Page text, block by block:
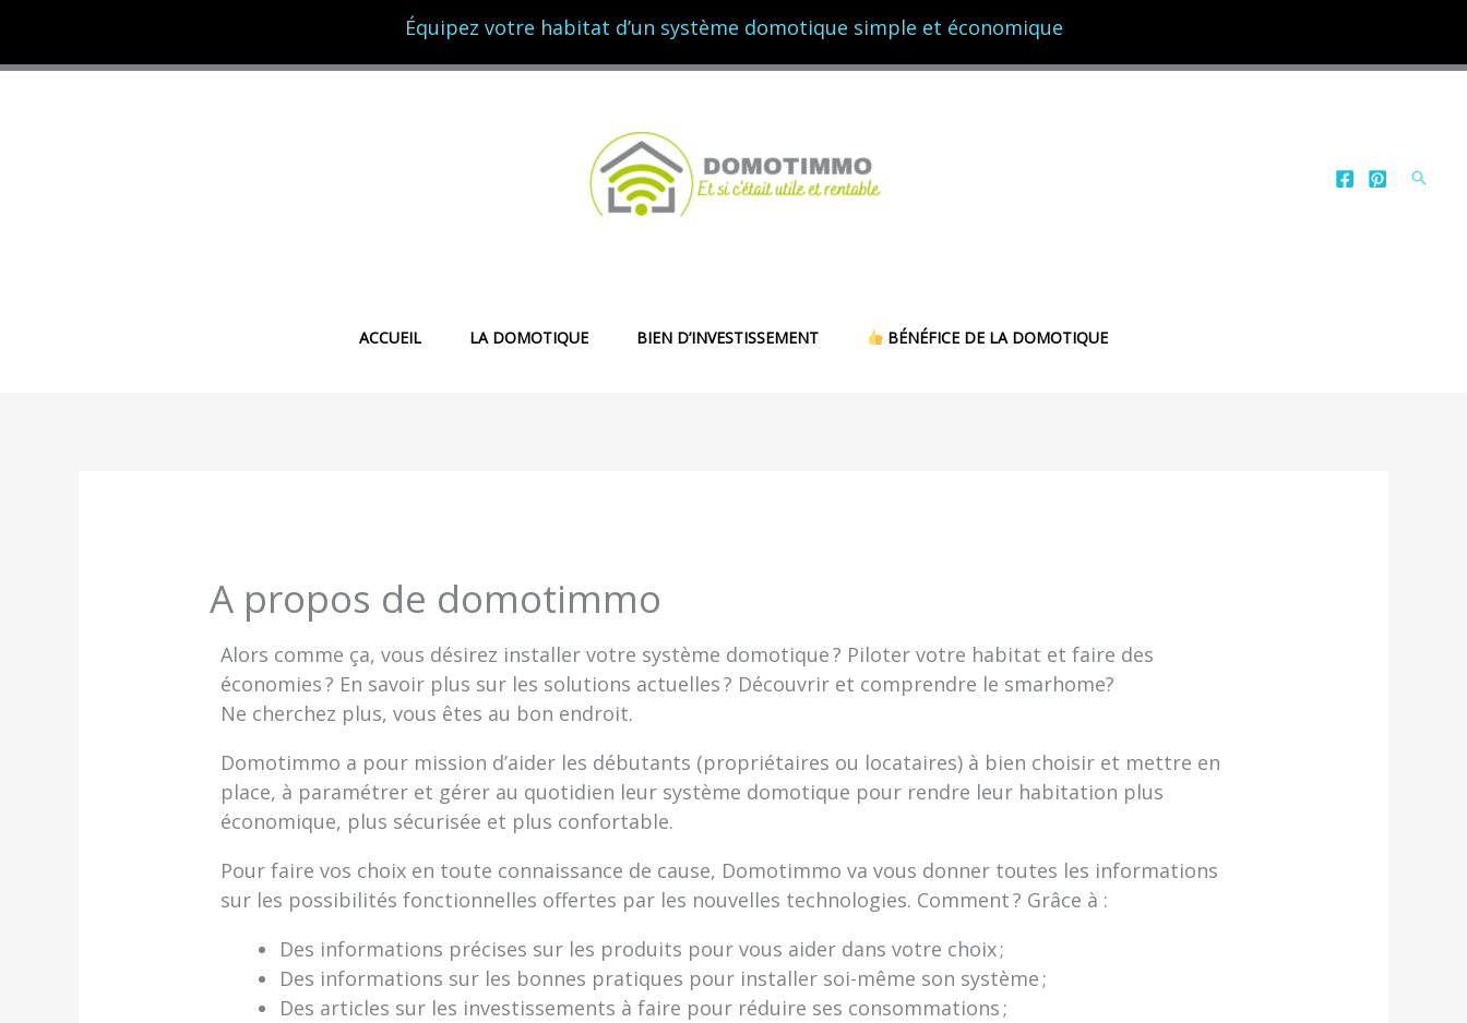
contenu
Équipez votre habitat d’un système domotique simple et économique
ACCUEIL LA DOMOTIQUE BIEN D’INVESTISSEMENT BÉNÉFICE DE LA DOMOTIQUE
A propos de domotimmo
Alors comme ça, vous désirez installer votre système domotique ? Piloter votre habitat et faire des
économies ? En savoir plus sur les solutions actuelles ? Découvrir et comprendre le smarhome?
Ne cherchez plus, vous êtes au bon endroit.
Domotimmo a pour mission d’aider les débutants (propriétaires ou locataires) à bien choisir et mettre en
place, à paramétrer et gérer au quotidien leur système domotique pour rendre leur habitation plus
économique, plus sécurisée et plus confortable.
Pour faire vos choix en toute connaissance de cause, Domotimmo va vous donner toutes les informations
sur les possibilités fonctionnelles offertes par les nouvelles technologies. Comment ? Grâce à :
Des informations précises sur les produits pour vous aider dans votre choix ;
Des informations sur les bonnes pratiques pour installer soi-même son système ;
Des articles sur les investissements à faire pour réduire ses consommations ;